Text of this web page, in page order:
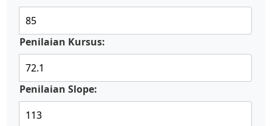
Penilaian Kursus:
Penilaian Slope: